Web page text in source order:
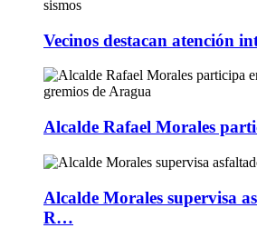
Vecinos destacan atención
Alcalde Rafael Morales
Alcalde Morales supervisa
R…